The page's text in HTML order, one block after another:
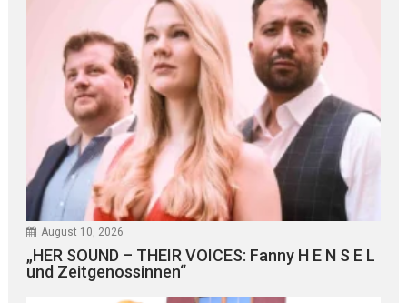
August 10, 2026
„HER SOUND – THEIR VOICES: Fanny H E N S E L
und Zeitgenossinnen“